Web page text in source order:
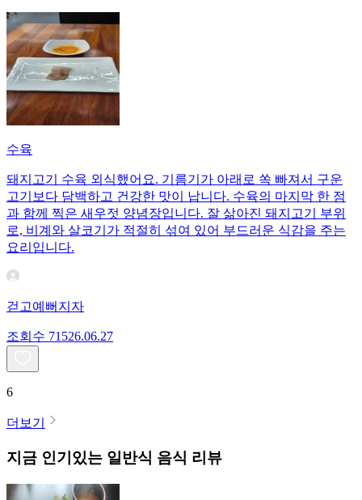
수육
돼지고기 수육 외식했어요. 기름기가 아래로 쏙 빠져서 구운
고기보다 담백하고 건강한 맛이 납니다. 수육의 마지막 한 점
과 함께 찍은 새우젓 양념장입니다. 잘 삶아진 돼지고기 부위
로, 비계와 살코기가 적절히 섞여 있어 부드러운 식감을 주는
요리입니다.
걷고예뻐지자
조회수 71526.06.27
6
더보기
지금 인기있는 일반식 음식 리뷰